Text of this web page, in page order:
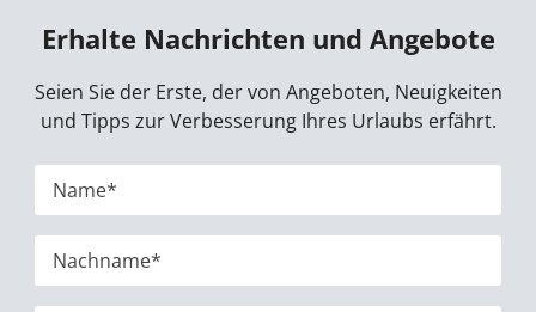
Erhalte Nachrichten und Angebote
Seien Sie der Erste, der von Angeboten, Neuigkeiten
und Tipps zur Verbesserung Ihres Urlaubs erfährt.